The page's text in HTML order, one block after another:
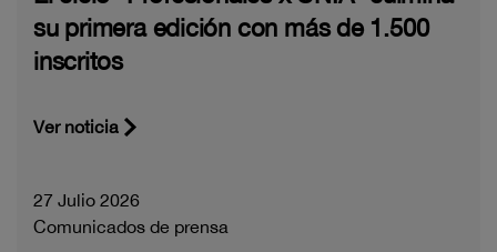
su primera edición con más de 1.500
inscritos
Ver noticia
27 Julio 2026
Comunicados de prensa